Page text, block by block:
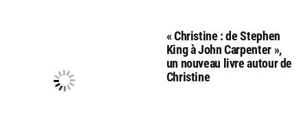
« Christine : de Stephen
King à John Carpenter »,
un nouveau livre autour de
Christine